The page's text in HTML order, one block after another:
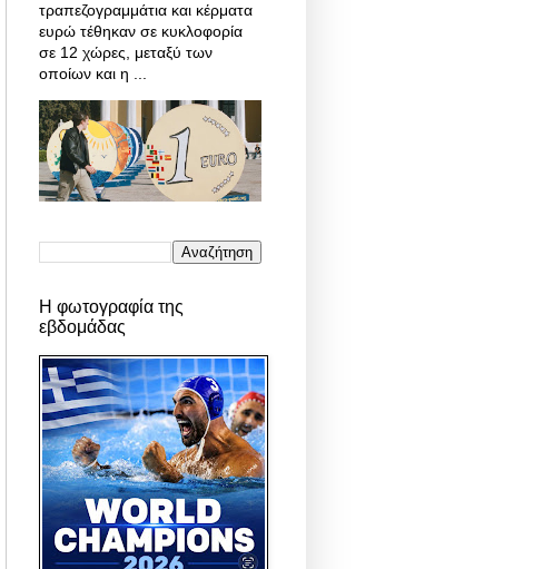
τραπεζογραμμάτια και κέρματα
ευρώ τέθηκαν σε κυκλοφορία
σε 12 χώρες, μεταξύ των
οποίων και η ...
Η φωτογραφία της
εβδομάδας